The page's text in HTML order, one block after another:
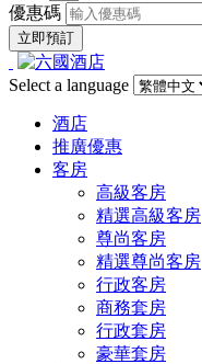
優惠碼
Select a language
酒店
推廣優惠
客房
高級客房
精選高級客房
尊尚客房
精選尊尚客房
行政客房
商務套房
行政套房
豪華套房